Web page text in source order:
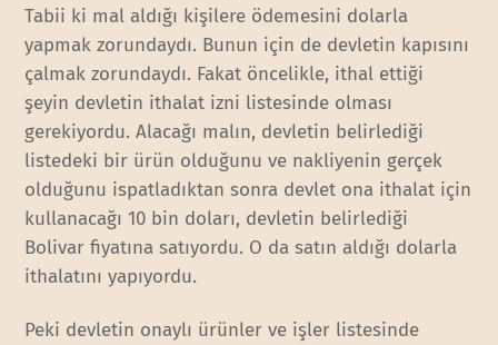
Tabii ki mal aldığı kişilere ödemesini dolarla
yapmak zorundaydı. Bunun için de devletin kapısını
çalmak zorundaydı. Fakat öncelikle, ithal ettiği
şeyin devletin ithalat izni listesinde olması
gerekiyordu. Alacağı malın, devletin belirlediği
listedeki bir ürün olduğunu ve nakliyenin gerçek
olduğunu ispatladıktan sonra devlet ona ithalat için
kullanacağı 10 bin doları, devletin belirlediği
Bolivar fiyatına satıyordu. O da satın aldığı dolarla
ithalatını yapıyordu.
Peki devletin onaylı ürünler ve işler listesinde